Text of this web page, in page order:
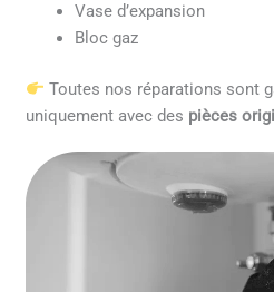
Vase d’expansion
Bloc gaz
Toutes nos réparations sont
uniquement avec des pièces